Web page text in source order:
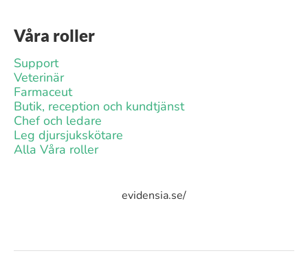
Våra roller
Support
Veterinär
Farmaceut
Butik, reception och kundtjänst
Chef och ledare
Leg djursjukskötare
Alla Våra roller
evidensia.se/